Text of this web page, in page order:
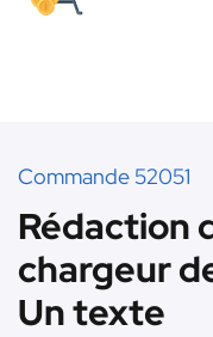
Commande 52051
Rédaction
chargeur
Un texte